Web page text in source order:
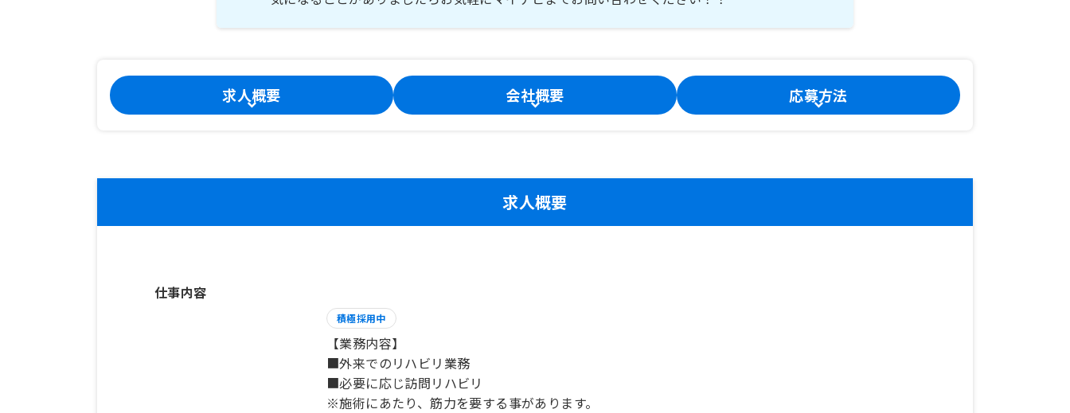
求人概要 会社概要 応募方法
求人概要
仕事内容
積極採用中
【業務内容】
■外来でのリハビリ業務
■必要に応じ訪問リハビリ
※施術にあたり、筋力を要する事があります。